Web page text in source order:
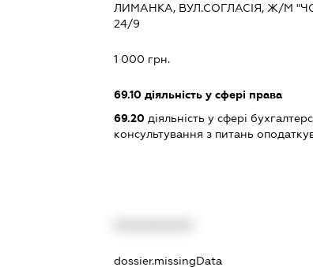
ЛИМАНКА, ВУЛ.СОГЛАСІЯ, Ж/М
24/9
1 000 грн.
69.10діяльність у сфері права
69.20діяльність у сфері
консультування з питань
dossier.missingData